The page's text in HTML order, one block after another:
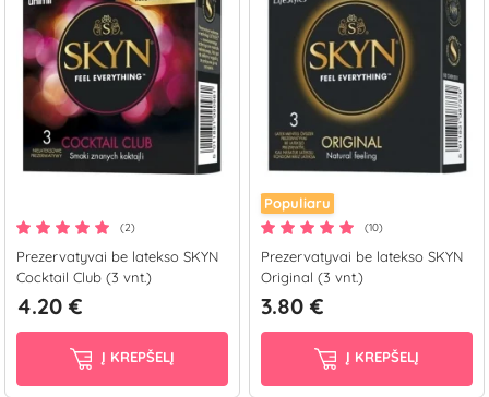
(2)
Prezervatyvai be latekso SKYN
Cocktail Club (3 vnt.)
4.20 €
Į KREPŠELĮ
Populiaru
(10)
Prezervatyvai be latekso SKYN
Original (3 vnt.)
3.80 €
Į KREPŠELĮ